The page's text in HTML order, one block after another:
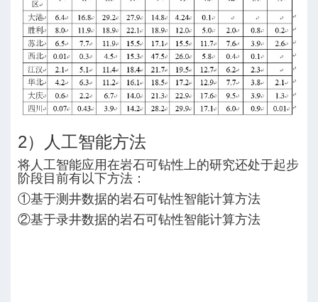
2）人工智能方法
将人工智能应用在岩石可钻性上的研究还处于起步
阶段目前有以下方法：
①基于测井数据的岩石可钻性智能计算方法
②基于录井数据的岩石可钻性智能计算方法